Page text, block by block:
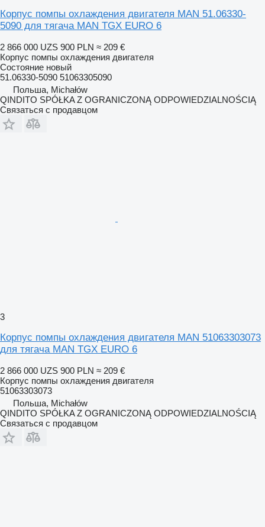
Корпус помпы охлаждения двигателя MAN 51.06330-
5090 для тягача MAN TGX EURO 6
2 866 000 UZS 900 PLN ≈ 209 €
Корпус помпы охлаждения двигателя
Состояние новый
51.06330-5090 51063305090
Польша, Michałów
QINDITO SPÓŁKA Z OGRANICZONĄ ODPOWIEDZIALNOŚCIĄ
Связаться с продавцом
3
Корпус помпы охлаждения двигателя MAN 51063303073
для тягача MAN TGX EURO 6
2 866 000 UZS 900 PLN ≈ 209 €
Корпус помпы охлаждения двигателя
51063303073
Польша, Michałów
QINDITO SPÓŁKA Z OGRANICZONĄ ODPOWIEDZIALNOŚCIĄ
Связаться с продавцом